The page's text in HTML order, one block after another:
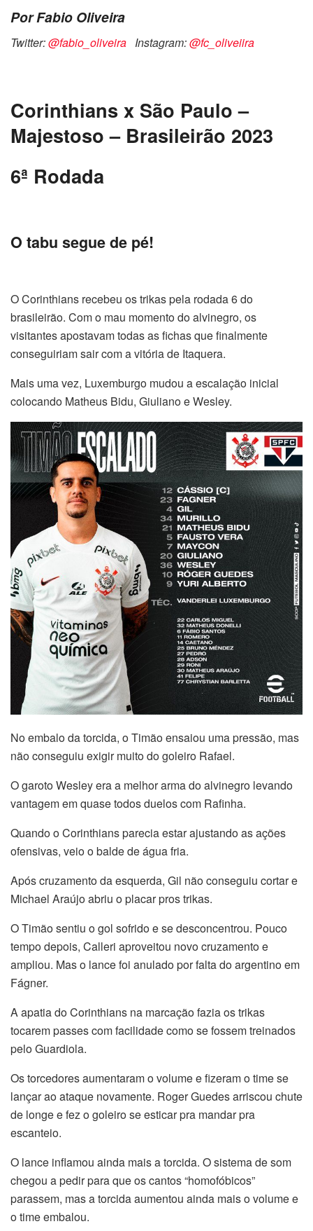
Por Fabio Oliveira
Twitter:@fabio_oliveira Instagram:@fc_oliveiira
Corinthians x São Paulo –
Majestoso – Brasileirão 2023
6ª Rodada
O tabu segue de pé!
O Corinthians recebeu os trikas pela rodada 6 do
brasileirão. Com o mau momento do alvinegro, os
visitantes apostavam todas as fichas que finalmente
conseguiriam sair com a vitória de Itaquera.
Mais uma vez, Luxemburgo mudou a escalação inicial
colocando Matheus Bidu, Giuliano e Wesley.
No embalo da torcida, o Timão ensaiou uma pressão, mas
não conseguiu exigir muito do goleiro Rafael.
O garoto Wesley era a melhor arma do alvinegro levando
vantagem em quase todos duelos com Rafinha.
Quando o Corinthians parecia estar ajustando as ações
ofensivas, veio o balde de água fria.
Após cruzamento da esquerda, Gil não conseguiu cortar e
Michael Araújo abriu o placar pros trikas.
O Timão sentiu o gol sofrido e se desconcentrou. Pouco
tempo depois, Calleri aproveitou novo cruzamento e
ampliou. Mas o lance foi anulado por falta do argentino em
Fágner.
A apatia do Corinthians na marcação fazia os trikas
tocarem passes com facilidade como se fossem treinados
pelo Guardiola.
Os torcedores aumentaram o volume e fizeram o time se
lançar ao ataque novamente. Roger Guedes arriscou chute
de longe e fez o goleiro se esticar pra mandar pra
escanteio.
O lance inflamou ainda mais a torcida. O sistema de som
chegou a pedir para que os cantos “homofóbicos”
parassem, mas a torcida aumentou ainda mais o volume e
o time embalou.